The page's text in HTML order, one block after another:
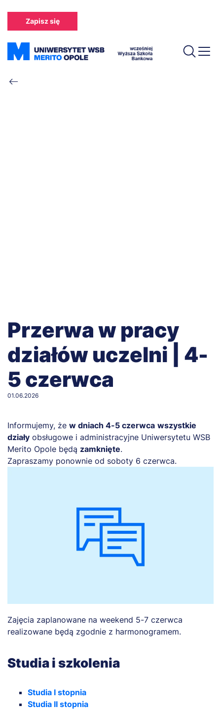
treści
Zapisz się
Ścieżka
Przerwa w pracy
działów uczelni | 4-
5 czerwca
01.06.2026
Informujemy, że w dniach 4-5 czerwca wszystkie
działy obsługowe i administracyjne Uniwersytetu WSB
Merito Opole będą zamknięte.
Zapraszamy ponownie od soboty 6 czerwca.
Zajęcia zaplanowane na weekend 5-7 czerwca
realizowane będą zgodnie z harmonogramem.
Studia i szkolenia
Studia I stopnia
Studia II stopnia